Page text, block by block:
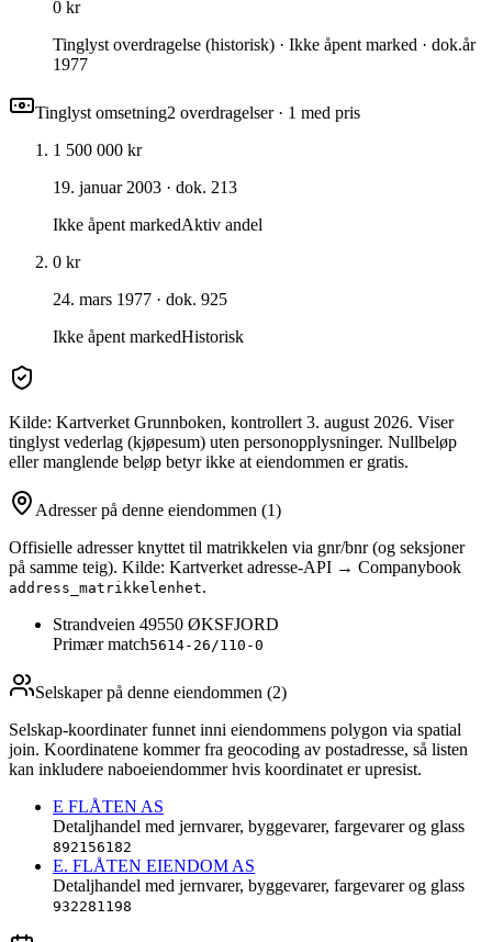
0 kr
Tinglyst overdragelse (historisk) · Ikke åpent marked · dok.år
1977
Tinglyst omsetning2 overdragelser· 1 med pris
1 500 000 kr
19. januar 2003 · dok. 213
Ikke åpent markedAktiv andel
0 kr
24. mars 1977 · dok. 925
Ikke åpent markedHistorisk
Kilde: Kartverket Grunnboken, kontrollert 3. august 2026. Viser
tinglyst vederlag (kjøpesum) uten personopplysninger. Nullbeløp
eller manglende beløp betyr ikke at eiendommen er gratis.
Adresser på denne eiendommen (1)
Offisielle adresser knyttet til matrikkelen via gnr/bnr (og seksjoner
på samme teig). Kilde: Kartverket adresse-API → Companybook
address_matrikkelenhet.
Strandveien 49550 ØKSFJORD
Primær match5614-26/110-0
Selskaper på denne eiendommen (2)
Selskap-koordinater funnet inni eiendommens polygon via spatial
join. Koordinatene kommer fra geocoding av postadresse, så listen
kan inkludere naboeiendommer hvis koordinatet er upresist.
E FLÅTEN AS
Detaljhandel med jernvarer, byggevarer, fargevarer og glass
892156182
E. FLÅTEN EIENDOM AS
Detaljhandel med jernvarer, byggevarer, fargevarer og glass
932281198